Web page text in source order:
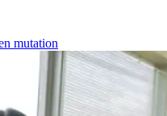
mutation